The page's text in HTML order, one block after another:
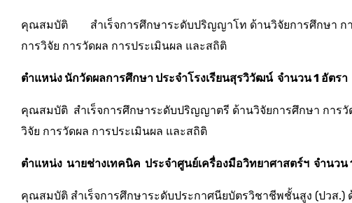
คุณสมบัติ สำเร็จการศึกษาระดับปริญญาโท ด้านวิจัยการศึกษา กา
การวิจัย การวัดผล การประเมินผล และสถิติ
ตำแหน่ง นักวัดผลการศึกษา ประจำโรงเรียนสุรวิวัฒน์ จำนวน 1 อัตรา
คุณสมบัติ สำเร็จการศึกษาระดับปริญญาตรี ด้านวิจัยการศึกษา การ
วิจัย การวัดผล การประเมินผล และสถิติ
ตำแหน่ง นายช่างเทคนิค ประจำศูนย์เครื่องมือวิทยาศาสตร์ฯ จำนวน
คุณสมบัติ สำเร็จการศึกษาระดับประกาศนียบัตรวิชาชีพชั้นสูง (ปวส